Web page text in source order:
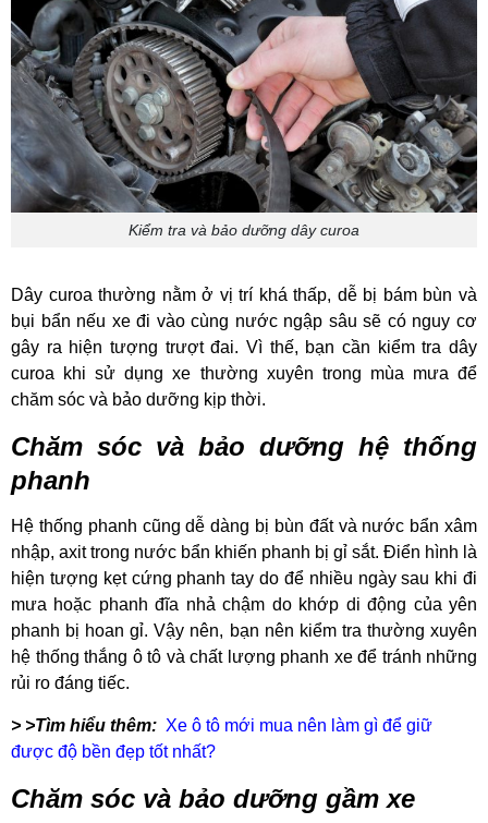
Kiểm tra và bảo dưỡng dây curoa
Dây curoa thường nằm ở vị trí khá thấp, dễ bị bám bùn và
bụi bẩn nếu xe đi vào cùng nước ngập sâu sẽ có nguy cơ
gây ra hiện tượng trượt đai. Vì thế, bạn cần kiểm tra dây
curoa khi sử dụng xe thường xuyên trong mùa mưa để
chăm sóc và bảo dưỡng kịp thời.
Chăm sóc và bảo dưỡng hệ thống
phanh
Hệ thống phanh cũng dễ dàng bị bùn đất và nước bẩn xâm
nhập, axit trong nước bẩn khiến phanh bị gỉ sắt. Điển hình là
hiện tượng kẹt cứng phanh tay do để nhiều ngày sau khi đi
mưa hoặc phanh đĩa nhả chậm do khớp di động của yên
phanh bị hoan gỉ. Vậy nên, bạn nên kiểm tra thường xuyên
hệ thống thắng ô tô và chất lượng phanh xe để tránh những
rủi ro đáng tiếc.
> >Tìm hiểu thêm: Xe ô tô mới mua nên làm gì để giữ
được độ bền đẹp tốt nhất?
Chăm sóc và bảo dưỡng gầm xe